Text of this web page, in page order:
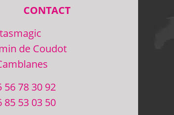
CONTACT
de Coudot
56 78 30 92
85 53 03 50